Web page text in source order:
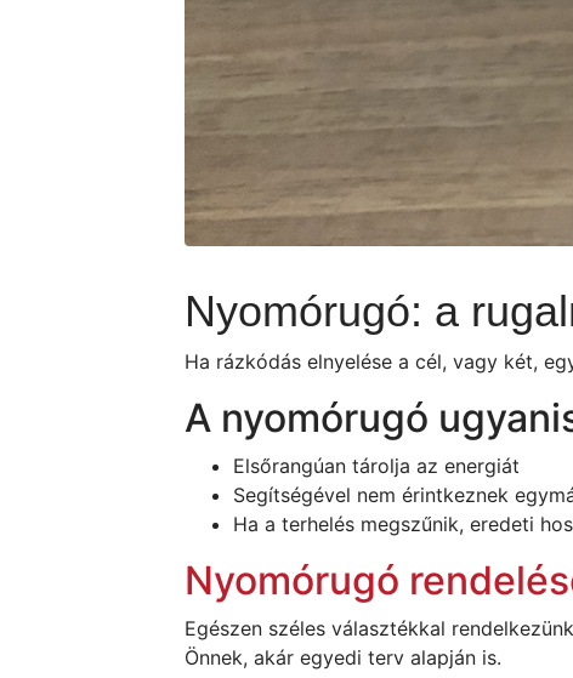
Nyomórugó: a
Ha rázkódás elnyelése a cél, vagy két,
A nyomórugó
Elsőrangúan tárolja az energiát
Segítségével nem érintkeznek
Ha a terhelés megszűnik, eredeti
Nyomórugó
Egészen széles választékkal
Önnek, akár egyedi terv alapján is.